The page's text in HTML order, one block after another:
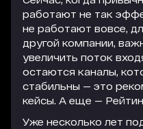
работают не так
не работают вовсе,
другой компании,
увеличить поток
остаются каналы,
стабильны — это
кейсы. А еще —
Уже несколько лет